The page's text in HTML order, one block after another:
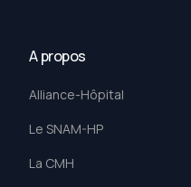
A propos
Alliance-Hôpital
Le SNAM-HP
La CMH